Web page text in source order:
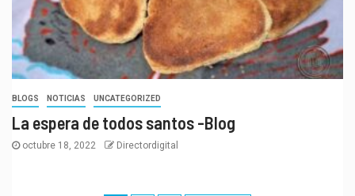
BLOGS NOTICIAS UNCATEGORIZED
La espera de todos santos -Blog
octubre 18, 2022 Directordigital